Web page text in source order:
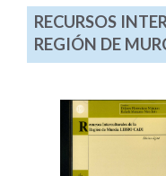
RECURSOS
REGIÓN DE